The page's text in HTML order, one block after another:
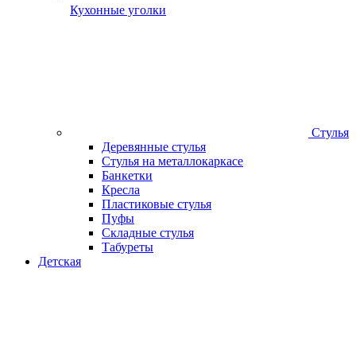
Кухонные уголки
Стулья
Деревянные стулья
Стулья на металлокаркасе
Банкетки
Кресла
Пластиковые стулья
Пуфы
Складные стулья
Табуреты
Детская